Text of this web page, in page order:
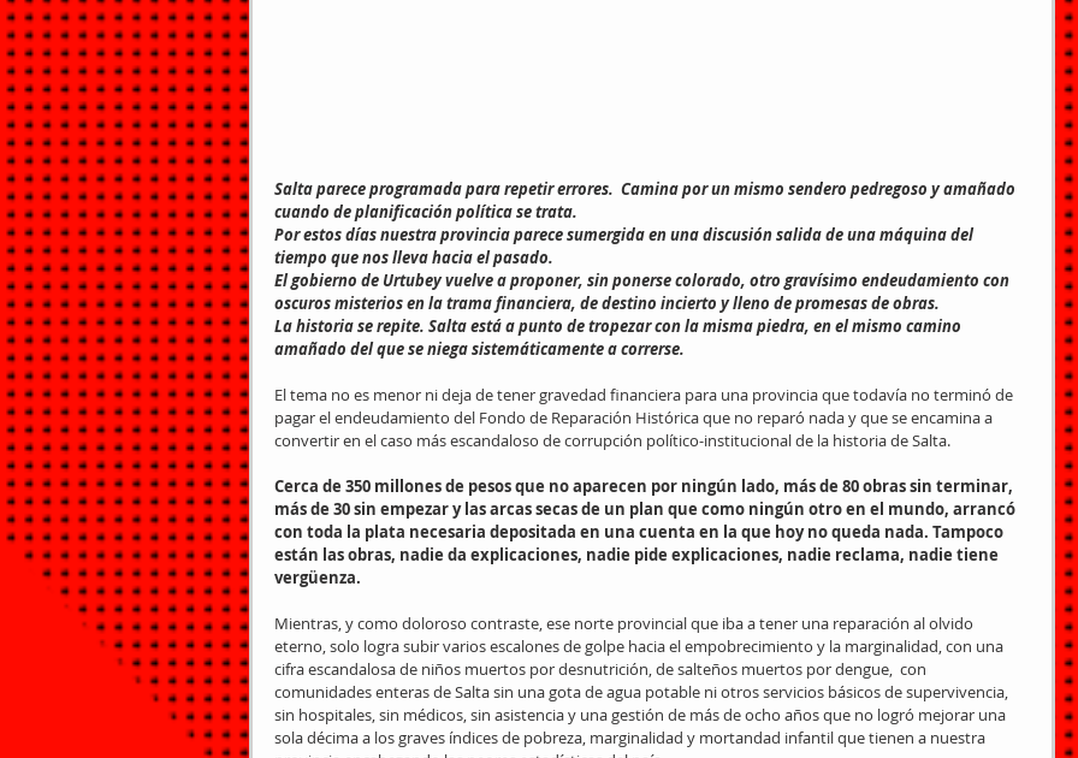
Salta parece programada para repetir errores.  Camina por un mismo sendero pedregoso y amañado
cuando de planificación política se trata.
Por estos días nuestra provincia parece sumergida en una discusión salida de una máquina del
tiempo que nos lleva hacia el pasado.
El gobierno de Urtubey vuelve a proponer, sin ponerse colorado, otro gravísimo endeudamiento con
oscuros misterios en la trama financiera, de destino incierto y lleno de promesas de obras.
La historia se repite. Salta está a punto de tropezar con la misma piedra, en el mismo camino
amañado del que se niega sistemáticamente a correrse.
El tema no es menor ni deja de tener gravedad financiera para una provincia que todavía no terminó de
pagar el endeudamiento del Fondo de Reparación Histórica que no reparó nada y que se encamina a
convertir en el caso más escandaloso de corrupción político-institucional de la historia de Salta.
Cerca de 350 millones de pesos que no aparecen por ningún lado, más de 80 obras sin terminar,
más de 30 sin empezar y las arcas secas de un plan que como ningún otro en el mundo, arrancó
con toda la plata necesaria depositada en una cuenta en la que hoy no queda nada. Tampoco
están las obras, nadie da explicaciones, nadie pide explicaciones, nadie reclama, nadie tiene
vergüenza.
Mientras, y como doloroso contraste, ese norte provincial que iba a tener una reparación al olvido
eterno, solo logra subir varios escalones de golpe hacia el empobrecimiento y la marginalidad, con una
cifra escandalosa de niños muertos por desnutrición, de salteños muertos por dengue,  con
comunidades enteras de Salta sin una gota de agua potable ni otros servicios básicos de supervivencia,
sin hospitales, sin médicos, sin asistencia y una gestión de más de ocho años que no logró mejorar una
sola décima a los graves índices de pobreza, marginalidad y mortandad infantil que tienen a nuestra